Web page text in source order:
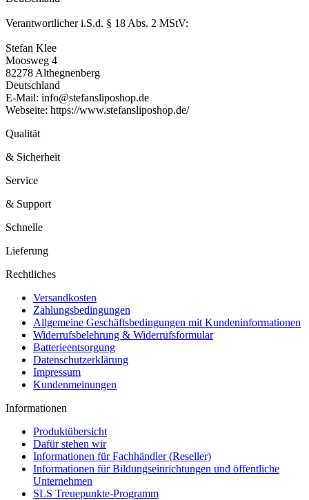
Verantwortlicher i.S.d. § 18 Abs. 2 MStV:
Stefan Klee
Moosweg 4
82278 Althegnenberg
Deutschland
E-Mail: info@stefansliposhop.de
Webseite: https://www.stefansliposhop.de/
Qualität
& Sicherheit
Service
& Support
Schnelle
Lieferung
Rechtliches
Versandkosten
Zahlungsbedingungen
Allgemeine Geschäftsbedingungen mit Kundeninformationen
Widerrufsbelehrung & Widerrufsformular
Batterieentsorgung
Datenschutzerklärung
Impressum
Kundenmeinungen
Informationen
Produktübersicht
Dafür stehen wir
Informationen für Fachhändler (Reseller)
Informationen für Bildungseinrichtungen und öffentliche
Unternehmen
SLS Treuepunkte-Programm